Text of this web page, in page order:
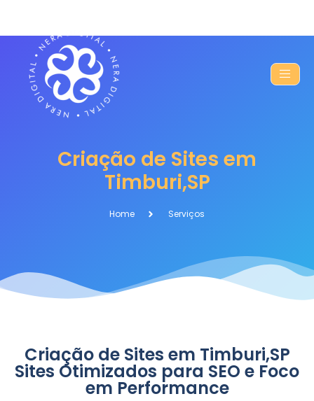
Criação de Sites em
Timburi,SP
Home Serviços
Criação de Sites em Timburi,SP
Sites Otimizados para SEO e Foco
em Performance